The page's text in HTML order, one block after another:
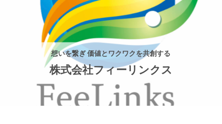
想いを繋ぎ 価値とワクワクを共創する
株式会社フィーリンクス